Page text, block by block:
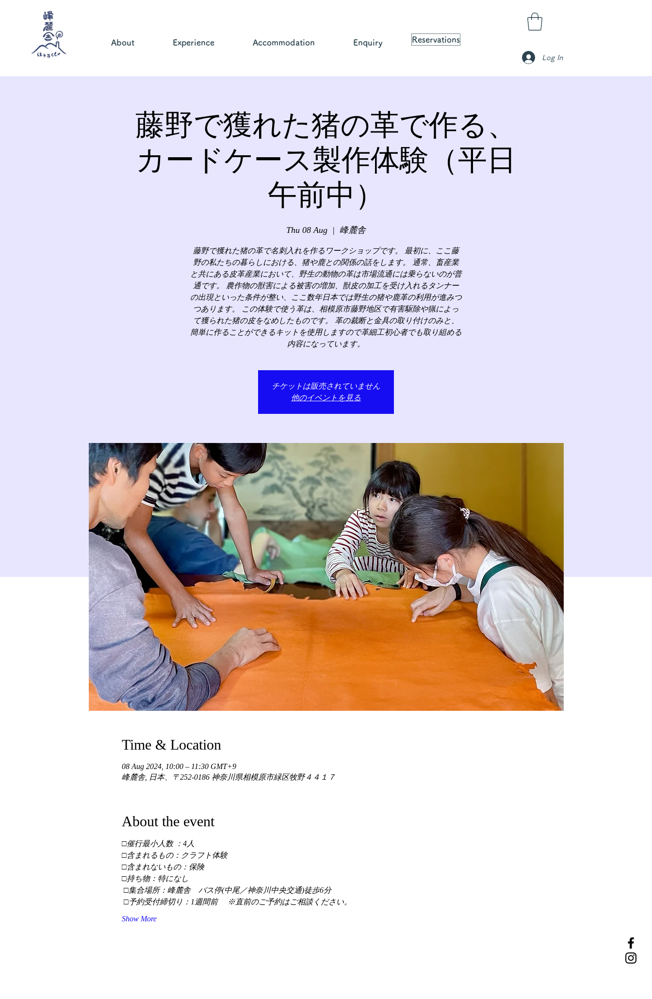
About Experience Accommodation Enquiry Reservations
Log In
藤野で獲れた猪の革で作る、
カードケース製作体験（平日
午前中）
Thu 08 Aug
  |
峰麓舎
藤野で獲れた猪の革で名刺入れを作るワークショップです。 最初に、ここ藤
野の私たちの暮らしにおける、猪や鹿との関係の話をします。 通常、畜産業
と共にある皮革産業において、野生の動物の革は市場流通には乗らないのが普
通です。 農作物の獣害による被害の増加、獣皮の加工を受け入れるタンナー
の出現といった条件が整い、ここ数年日本では野生の猪や鹿革の利用が進みつ
つあります。 この体験で使う革は、相模原市藤野地区で有害駆除や猟によっ
て獲られた猪の皮をなめしたものです。 革の裁断と金具の取り付けのみと、
簡単に作ることができるキットを使用しますので革細工初心者でも取り組める
内容になっています。
チケットは販売されていません
他のイベントを見る
Time & Location
08 Aug 2024, 10:00 – 11:30 GMT+9
峰麓舎, 日本、〒252-0186 神奈川県相模原市緑区牧野４４１７
About the event
□催行最小人数 ：4人
□含まれるもの：クラフト体験
□含まれないもの：保険
□持ち物：特になし
□集合場所：峰麓舎　バス停(中尾／神奈川中央交通)徒歩6分
□予約受付締切り：1週間前 　※直前のご予約はご相談ください。
Show More